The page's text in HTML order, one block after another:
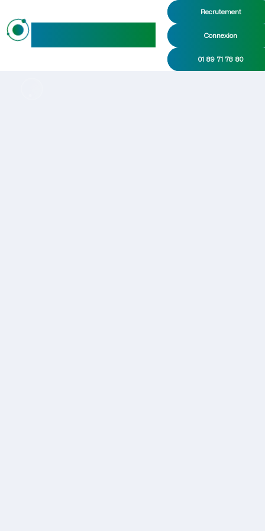
Recrutement
Connexion
01 89 71 78 80